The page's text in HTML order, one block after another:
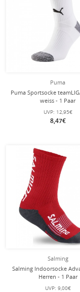
Puma
Puma Sportsocke
weiss - 1 Paar
UVP: 12,95€
8,47€
Salming
Salming Indoorsocke
Herren - 1 Paar
UVP: 9,00€